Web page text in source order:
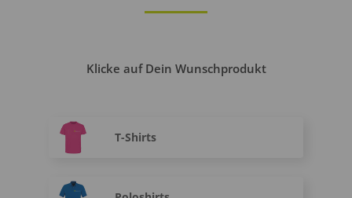
Klicke auf Dein Wunschprodukt
T-Shirts